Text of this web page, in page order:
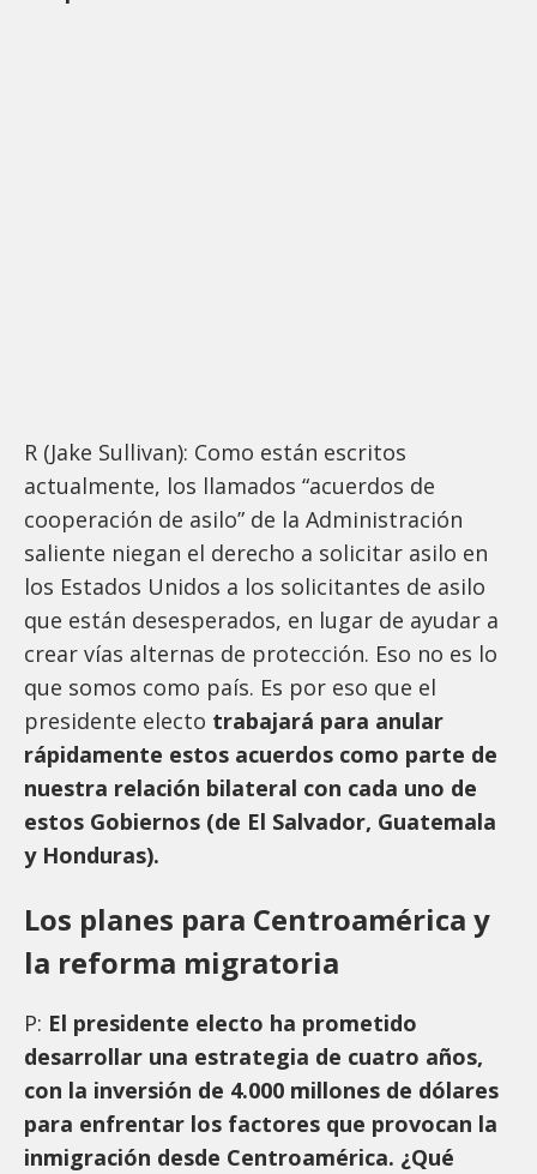
R (Jake Sullivan): Como están escritos
actualmente, los llamados “acuerdos de
cooperación de asilo” de la Administración
saliente niegan el derecho a solicitar asilo en
los Estados Unidos a los solicitantes de asilo
que están desesperados, en lugar de ayudar a
crear vías alternas de protección. Eso no es lo
que somos como país. Es por eso que el
presidente electo trabajará para anular
rápidamente estos acuerdos como parte de
nuestra relación bilateral con cada uno de
estos Gobiernos (de El Salvador, Guatemala
y Honduras).
Los planes para Centroamérica y
la reforma migratoria
P: El presidente electo ha prometido
desarrollar una estrategia de cuatro años,
con la inversión de 4.000 millones de dólares
para enfrentar los factores que provocan la
inmigración desde Centroamérica. ¿Qué